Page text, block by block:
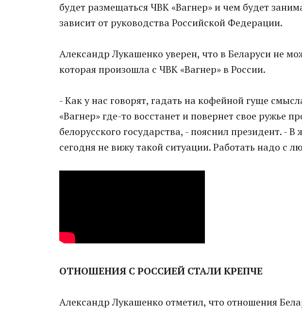
будет размещаться ЧВК «Вагнер» и чем будет
зависит от руководства Российской Федерации.
Александр Лукашенко уверен, что в Беларуси не
которая произошла с ЧВК «Вагнер» в России.
- Как у нас говорят, гадать на кофейной гуще
«Вагнер» где-то восстанет и повернет свое ружье
белорусского государства, - пояснил президент. -
сегодня не вижу такой ситуации. Работать надо с
ОТНОШЕНИЯ С РОССИЕЙ СТАЛИ КРЕПЧЕ
Александр Лукашенко отметил, что отношения